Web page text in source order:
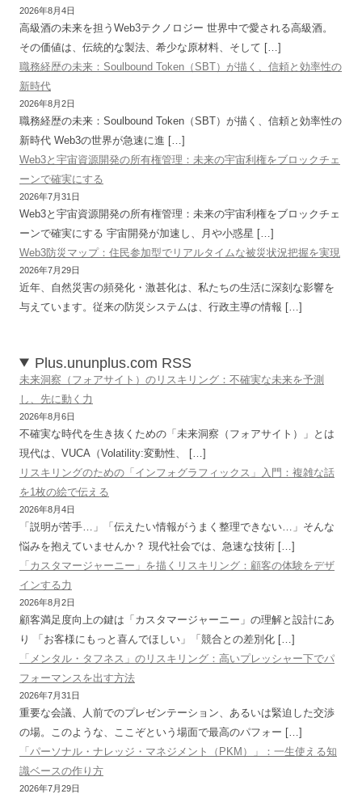
2026年8月4日
高級酒の未来を担うWeb3テクノロジー 世界中で愛される高級酒。
その価値は、伝統的な製法、希少な原材料、そして […]
職務経歴の未来：Soulbound Token（SBT）が描く、信頼と効率性の
新時代
2026年8月2日
職務経歴の未来：Soulbound Token（SBT）が描く、信頼と効率性の
新時代 Web3の世界が急速に進 […]
Web3と宇宙資源開発の所有権管理：未来の宇宙利権をブロックチェ
ーンで確実にする
2026年7月31日
Web3と宇宙資源開発の所有権管理：未来の宇宙利権をブロックチェ
ーンで確実にする 宇宙開発が加速し、月や小惑星 […]
Web3防災マップ：住民参加型でリアルタイムな被災状況把握を実現
2026年7月29日
近年、自然災害の頻発化・激甚化は、私たちの生活に深刻な影響を
与えています。従来の防災システムは、行政主導の情報 […]
Plus.ununplus.com RSS
未来洞察（フォアサイト）のリスキリング：不確実な未来を予測
し、先に動く力
2026年8月6日
不確実な時代を生き抜くための「未来洞察（フォアサイト）」とは
現代は、VUCA（Volatility:変動性、 […]
リスキリングのための「インフォグラフィックス」入門：複雑な話
を1枚の絵で伝える
2026年8月4日
「説明が苦手…」「伝えたい情報がうまく整理できない…」そんな
悩みを抱えていませんか？ 現代社会では、急速な技術 […]
「カスタマージャーニー」を描くリスキリング：顧客の体験をデザ
インする力
2026年8月2日
顧客満足度向上の鍵は「カスタマージャーニー」の理解と設計にあ
り 「お客様にもっと喜んでほしい」「競合との差別化 […]
「メンタル・タフネス」のリスキリング：高いプレッシャー下でパ
フォーマンスを出す方法
2026年7月31日
重要な会議、人前でのプレゼンテーション、あるいは緊迫した交渉
の場。このような、ここぞという場面で最高のパフォー […]
「パーソナル・ナレッジ・マネジメント（PKM）」：一生使える知
識ベースの作り方
2026年7月29日